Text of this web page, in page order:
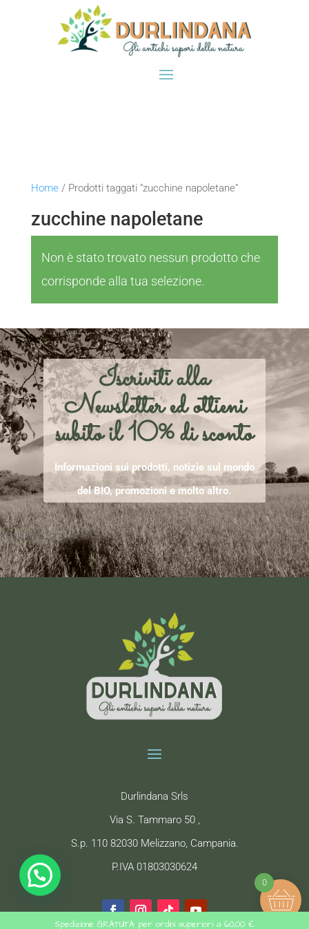
Home/ Prodotti taggati “zucchine napoletane”
zucchine napoletane
Non è stato trovato nessun prodotto che
corrisponde alla tua selezione.
Iscriviti alla
Newsletter ed ottieni
subito il 10% di sconto
Informazioni sui prodotti, notizie sul mondo
del BIO, promozioni e molto altro.
[mailpoet_form id="1"]
Durlindana Srls
Via S. Tammaro 50 ,
S.p. 110 82030 Melizzano, Campania.
P.IVA 01803030624
0
Spedizione GRATUITA per ordini superiori a 60,00 €